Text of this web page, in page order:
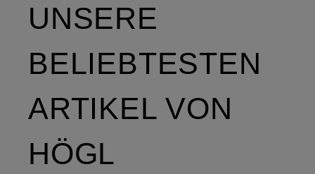
UNSERE
BELIEBTESTEN
ARTIKEL VON
HÖGL